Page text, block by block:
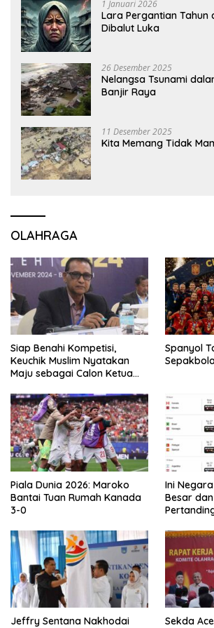
1 Januari 2026
Lara Pergantian Tahun
Dibalut Luka
26 Desember 2025
Nelangsa Tsunami
Banjir Raya
11 Desember 2025
Kita Memang Tidak
OLAHRAGA
Siap Benahi Kompetisi,
Keuchik Muslim Nyatakan
Maju sebagai Calon Ketua
Spanyol
Piala Dunia 2026: Maroko
Bantai Tuan Rumah Kanada
3-0
Ini
Besar
Jeffry Sentana Nakhodai
Sekda